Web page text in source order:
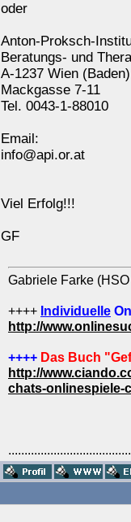
oder
Anton-Proksch-
Beratungs- und
A-1237 Wien (Baden)
Mackgasse 7-11
Tel. 0043-1-88010
Email:
info@api.or.at
Viel Erfolg!!!
GF
Gabriele Farke (HSO
++++ Individuelle
http://
++++ Das Buch
http://
chats-onlinespiele-